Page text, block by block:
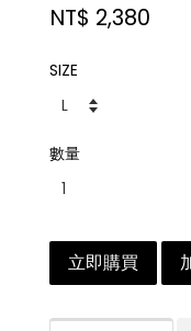
NT$ 2,380
SIZE
數量
立即購買